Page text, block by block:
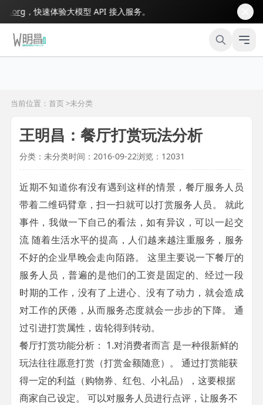
，快速体验大模型 API 接入服务。
当前位置：首页 >未分类
王明昌：餐厅打赏玩法分析
分类：未分类时间：2016-09-22浏览：12031
近期不知道你有没有遇到这样的情景，餐厅服务人员
带着二维码臂章，扫一扫就可以打赏服务人员。 就此
事件，我做一下自己的看法，如有异议，可以一起交
流 随着生活水平的提高，人们越来越注重服务，服务
不好的企业早晚会走向陌路。 这里主要说一下餐厅的
服务人员，普遍的是他们的工资是固定的、经过一段
时期的工作，没有了上进心、没有了动力，就会造成
对工作的厌倦，从而服务态度就会一步步的下降。 通
过引进打赏属性，齿轮得到转动。
餐厅打赏功能分析： 1.对消费者而言 是一种很新鲜的
玩法往往愿意打赏（打赏金额随意）。 通过打赏能获
得一定的利益（购物券、红包、小礼品），这要根据
商家自己设定。 可以对服务人员进行点评，让服务不